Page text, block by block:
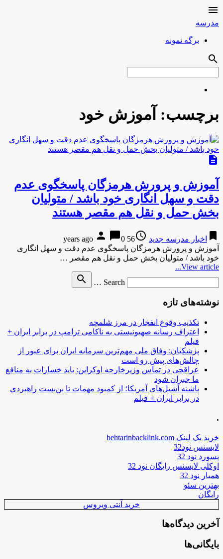

مدرسه
برگه نمونه
search
برچسب: آموزش خود
description
آموزش و پرورش هرمزگان پاسخگوی عدم
دقت و سهل انگاری خود باشد / متولیان
بخش حمل و نقل هم مقصر هستند
bookmark اخبار مدرسه جدید access_time
56 years ago
person chat_bubble0
آموزش و پرورش هرمزگان پاسخگوی عدم دقت و سهل انگاری
خود باشد / متولیان بخش حمل و نقل هم مقصر …
View article...
Search …
search
نوشته‌های تازه
تکذیب وقوع انفجار در مرز شلمچه
اعتراف رسانه صهیونیستی به ناکامی ترامپ در برابر ایران +
فیلم
پزشکیان: وفاق ملی مهم‌ترین سرمایه ایران برای عبور از
چالش‌های پیش رو است
عراقچی در تماس وزیرخارجه اوکراین: باید خسارات به منافع
ما جبران شود
پاشنه آشیل‌های آمریکا؛ از کمبود مهمات تا بن‌بست راهبردی
در برابر ایران + فیلم
.
خرید بک لینک behtarinbacklink.com
لایسنس نود32
پسورد نود 32
اوکلی لایسنس رایگان نود 32
همیار نود 32
بهترین سئو
رایگان
خرید آنتی ویروس
آخرین دیدگاه‌ها
بایگانی‌ها